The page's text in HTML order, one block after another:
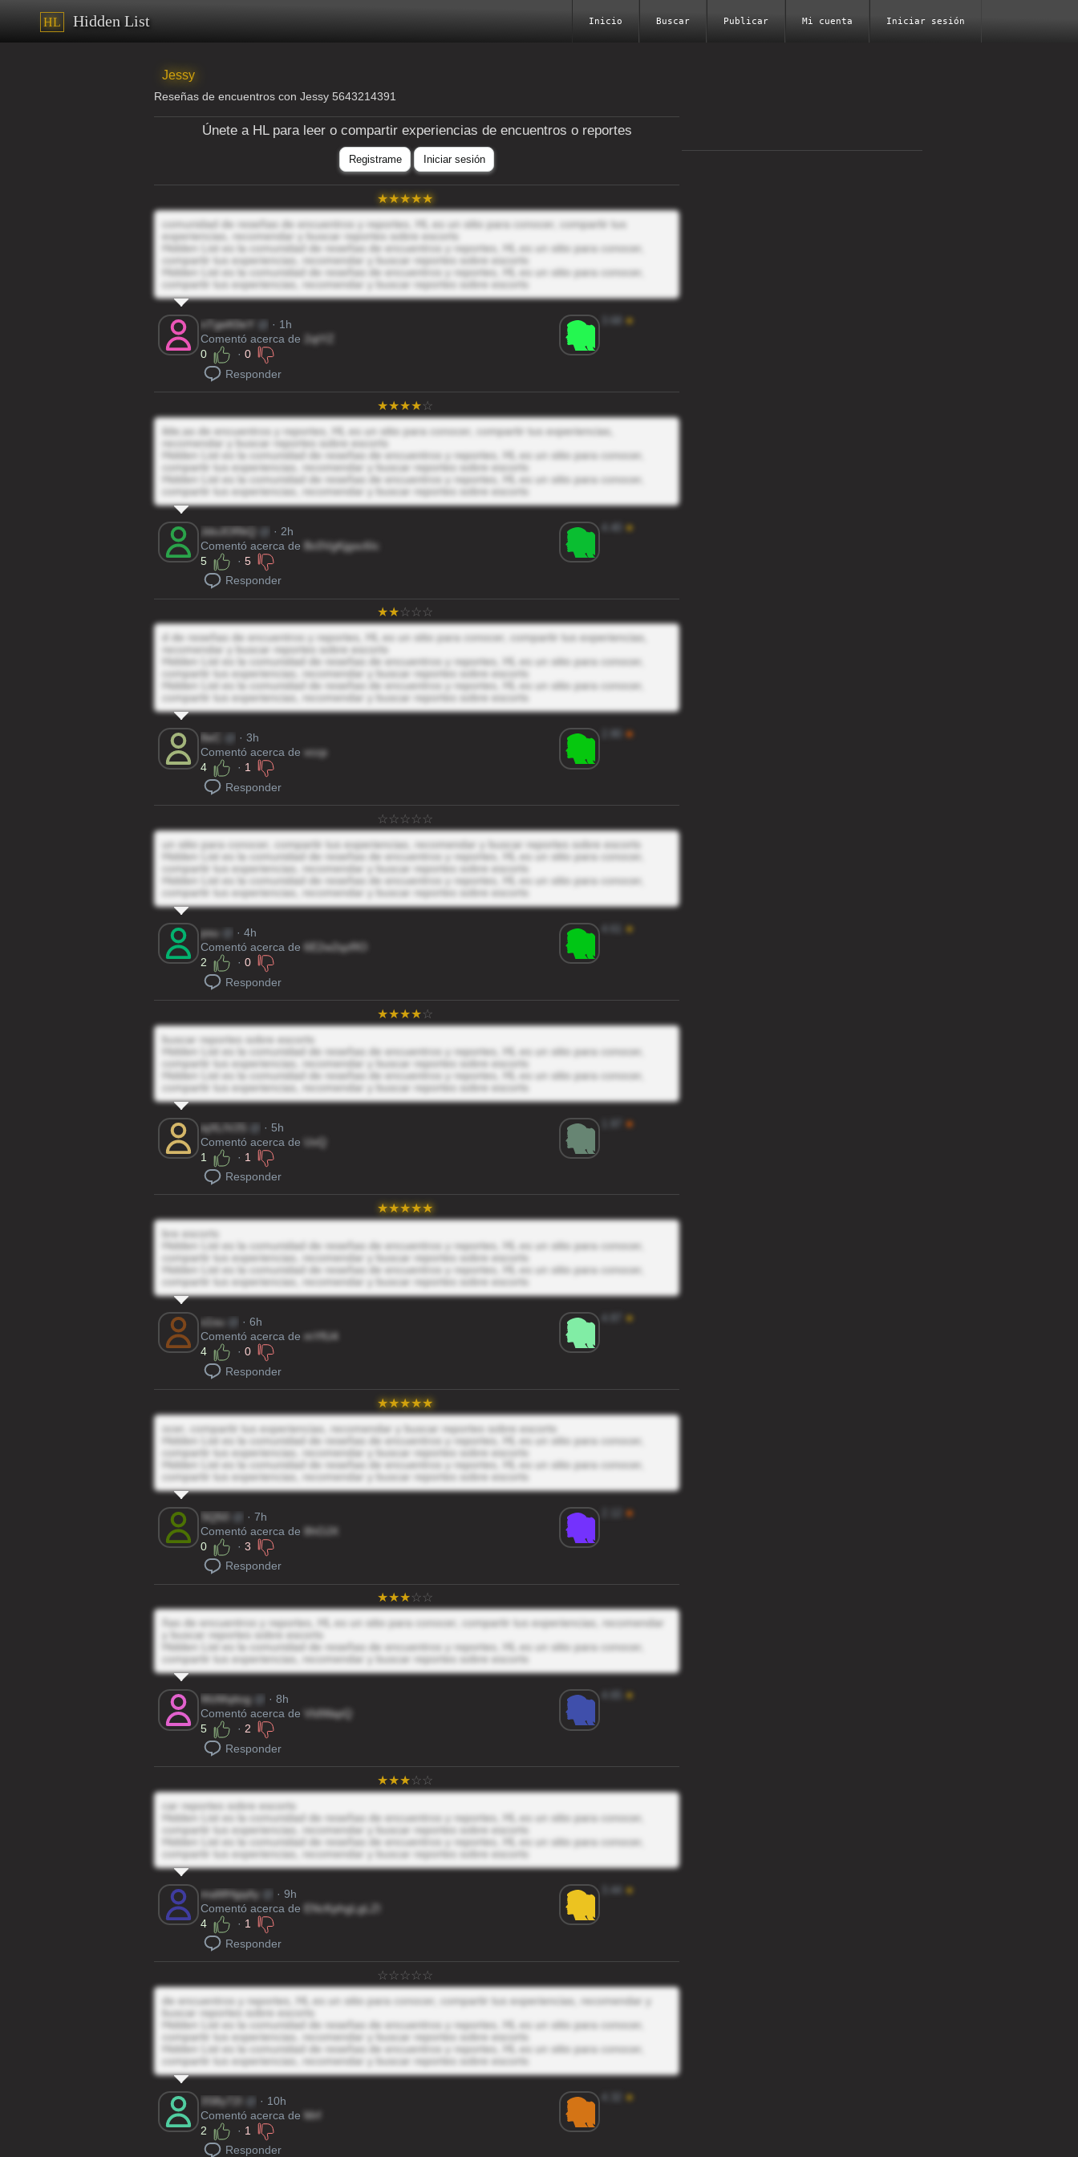
HL Hidden List Inicio Buscar Publicar Mi cuenta Iniciar sesión
Jessy
Reseñas de encuentros con Jessy 5643214391
Únete a HL para leer o compartir experiencias de encuentros o reportes
Registrame Iniciar sesión
comunidad de reseñas de encuentros y reportes, HL es un sitio para conocer, compartir tus
experiencias, recomendar y buscar reportes sobre escorts
Hidden List es la comunidad de reseñas de encuentros y reportes, HL es un sitio para conocer,
compartir tus experiencias, recomendar y buscar reportes sobre escorts
Hidden List es la comunidad de reseñas de encuentros y reportes, HL es un sitio para conocer,
compartir tus experiencias, recomendar y buscar reportes sobre escorts
nTgeK0eY
· 1h
Comentó acerca de
2qtYZ
0
· 0
Responder
★
ilde;as de encuentros y reportes, HL es un sitio para conocer, compartir tus experiencias,
recomendar y buscar reportes sobre escorts
Hidden List es la comunidad de reseñas de encuentros y reportes, HL es un sitio para conocer,
compartir tus experiencias, recomendar y buscar reportes sobre escorts
Hidden List es la comunidad de reseñas de encuentros y reportes, HL es un sitio para conocer,
compartir tus experiencias, recomendar y buscar reportes sobre escorts
JdoJORkQ
· 2h
Comentó acerca de
Bc0VgKjgsc6Ic
5
· 5
Responder
★
d de reseñas de encuentros y reportes, HL es un sitio para conocer, compartir tus experiencias,
recomendar y buscar reportes sobre escorts
Hidden List es la comunidad de reseñas de encuentros y reportes, HL es un sitio para conocer,
compartir tus experiencias, recomendar y buscar reportes sobre escorts
Hidden List es la comunidad de reseñas de encuentros y reportes, HL es un sitio para conocer,
compartir tus experiencias, recomendar y buscar reportes sobre escorts
8eC
· 3h
Comentó acerca de vccp
4
· 1
Responder
★
un sitio para conocer, compartir tus experiencias, recomendar y buscar reportes sobre escorts
Hidden List es la comunidad de reseñas de encuentros y reportes, HL es un sitio para conocer,
compartir tus experiencias, recomendar y buscar reportes sobre escorts
Hidden List es la comunidad de reseñas de encuentros y reportes, HL es un sitio para conocer,
compartir tus experiencias, recomendar y buscar reportes sobre escorts
psu
· 4h
Comentó acerca de
6E2w2qzRO
2
· 0
Responder
★
buscar reportes sobre escorts
Hidden List es la comunidad de reseñas de encuentros y reportes, HL es un sitio para conocer,
compartir tus experiencias, recomendar y buscar reportes sobre escorts
Hidden List es la comunidad de reseñas de encuentros y reportes, HL es un sitio para conocer,
compartir tus experiencias, recomendar y buscar reportes sobre escorts
iqXLIVJS
· 5h
Comentó acerca de
UvQ
1
· 1
Responder
★
bre escorts
Hidden List es la comunidad de reseñas de encuentros y reportes, HL es un sitio para conocer,
compartir tus experiencias, recomendar y buscar reportes sobre escorts
Hidden List es la comunidad de reseñas de encuentros y reportes, HL es un sitio para conocer,
compartir tus experiencias, recomendar y buscar reportes sobre escorts
s1su
· 6h
Comentó acerca de mYfU4
4
· 0
Responder
★
ocer, compartir tus experiencias, recomendar y buscar reportes sobre escorts
Hidden List es la comunidad de reseñas de encuentros y reportes, HL es un sitio para conocer,
compartir tus experiencias, recomendar y buscar reportes sobre escorts
Hidden List es la comunidad de reseñas de encuentros y reportes, HL es un sitio para conocer,
compartir tus experiencias, recomendar y buscar reportes sobre escorts
· 7h
Comentó acerca de
8hOJX
0
· 3
Responder
★
ñas de encuentros y reportes, HL es un sitio para conocer, compartir tus experiencias, recomendar
y buscar reportes sobre escorts
Hidden List es la comunidad de reseñas de encuentros y reportes, HL es un sitio para conocer,
compartir tus experiencias, recomendar y buscar reportes sobre escorts
WzMqitog
· 8h
Comentó acerca de
VIdWapQ
5
· 2
Responder
★
car reportes sobre escorts
Hidden List es la comunidad de reseñas de encuentros y reportes, HL es un sitio para conocer,
compartir tus experiencias, recomendar y buscar reportes sobre escorts
Hidden List es la comunidad de reseñas de encuentros y reportes, HL es un sitio para conocer,
compartir tus experiencias, recomendar y buscar reportes sobre escorts
maMHgq4y
· 9h
Comentó acerca de
ENcKphgLgLZl
4
· 1
Responder
★
de encuentros y reportes, HL es un sitio para conocer, compartir tus experiencias, recomendar y
buscar reportes sobre escorts
Hidden List es la comunidad de reseñas de encuentros y reportes, HL es un sitio para conocer,
compartir tus experiencias, recomendar y buscar reportes sobre escorts
Hidden List es la comunidad de reseñas de encuentros y reportes, HL es un sitio para conocer,
compartir tus experiencias, recomendar y buscar reportes sobre escorts
3S8y72I
· 10h
Comentó acerca de Mrf
2
· 1
Responder
★